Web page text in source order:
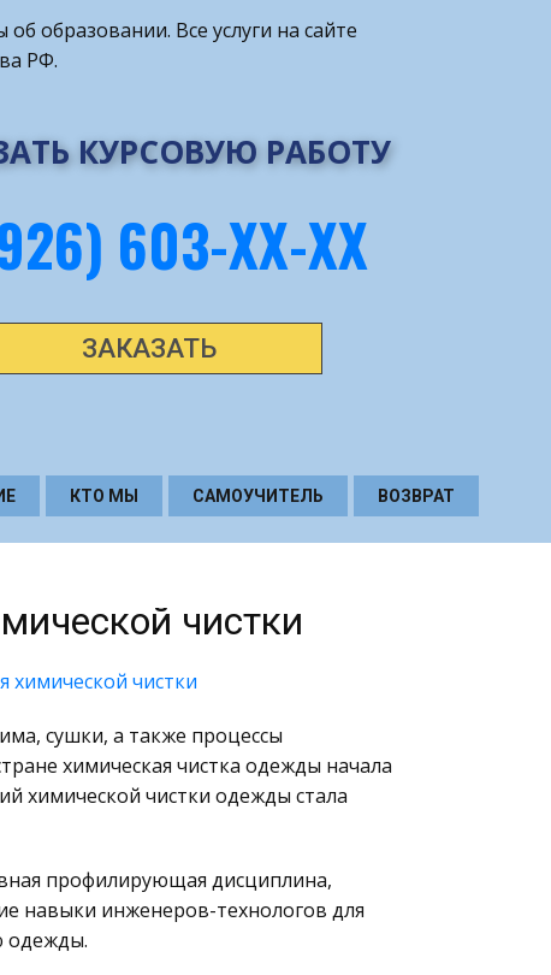
образовании. Все услуги на сайте
РФ.
КУРСОВУЮ РАБОТУ
603-ХХ-ХХ
ЗАКАЗАТЬ
КТО МЫ САМОУЧИТЕЛЬ ВОЗВРАТ
чистки
химической чистки
сушки, а также процессы
химическая чистка одежды начала
химической чистки одежды стала
профилирующая дисциплина,
навыки инженеров-технологов для
одежды.